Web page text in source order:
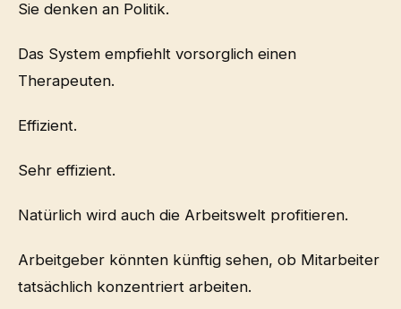
Sie denken an Politik.
Das System empfiehlt vorsorglich einen
Therapeuten.
Effizient.
Sehr effizient.
Natürlich wird auch die Arbeitswelt profitieren.
Arbeitgeber könnten künftig sehen, ob Mitarbeiter
tatsächlich konzentriert arbeiten.